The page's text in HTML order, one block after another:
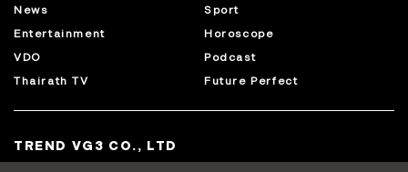
News
Sport
Entertainment
Horoscope
VDO
Podcast
Thairath TV
Future Perfect
TREND VG3 CO., LTD